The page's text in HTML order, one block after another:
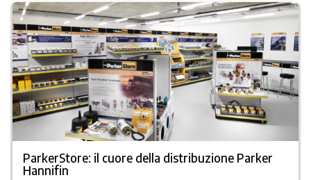
ParkerStore: il cuore della distribuzione Parker
Hannifin